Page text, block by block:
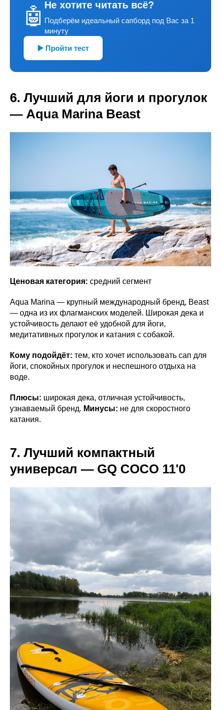
🤖
Не хотите читать всё?
Подберём идеальный сапборд под Вас за 1
минуту
▶️ Пройти тест
6. Лучший для йоги и прогулок
— Aqua Marina Beast
Ценовая категория: средний сегмент
Aqua Marina — крупный международный бренд, Beast
— одна из их флагманских моделей. Широкая дека и
устойчивость делают её удобной для йоги,
медитативных прогулок и катания с собакой.
Кому подойдёт: тем, кто хочет использовать сап для
йоги, спокойных прогулок и неспешного отдыха на
воде.
Плюсы: широкая дека, отличная устойчивость,
узнаваемый бренд. Минусы: не для скоростного
катания.
7. Лучший компактный
универсал — GQ COCO 11'0